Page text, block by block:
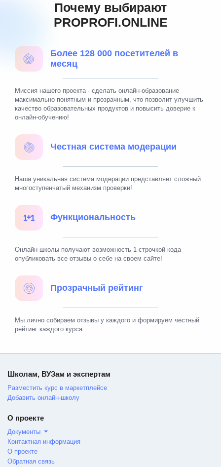
Почему выбирают
PROPROFI.ONLINE
Более 128 000 посетителей в
месяц
Миссия нашего проекта - сделать онлайн-образование
максимально понятным и прозрачным, что позволит улучшить
качество образовательных продуктов и повысить доверие к
онлайн-обучению!
Честная система модерации
Наша уникальная система модерации представляет сложный
многоступенчатый механизм проверки!
Функциональность
Онлайн-школы получают возможность 1 строчкой кода
опубликовать все отзывы о себе на своем сайте!
Прозрачный рейтинг
Мы лично собираем отзывы у каждого и формируем честный
рейтинг каждого курса
Школам, ВУЗам и экспертам
Разместить курс в маркетплейсе
Добавить онлайн-школу
О проекте
Документы
Контактная информация
О проекте
Обратная связь